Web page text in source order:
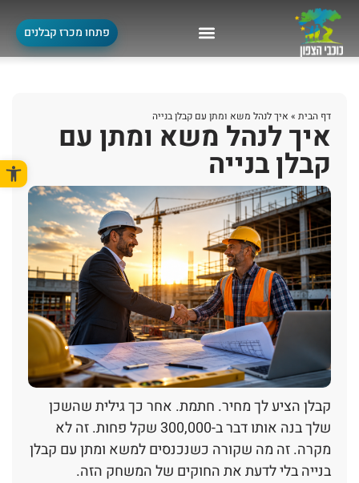
פתח
פתחו מכרז קבלנים
דף הבית » איך לנהל משא ומתן עם קבלן בנייה
איך לנהל משא ומתן עם
קבלן בנייה
קבלן הציע לך מחיר. חתמת. אחר כך גילית שהשכן
שלך בנה אותו דבר ב-300,000 שקל פחות. זה לא
מקרה. זה מה שקורה כשנכנסים למשא ומתן עם קבלן
בנייה בלי לדעת את החוקים של המשחק הזה.